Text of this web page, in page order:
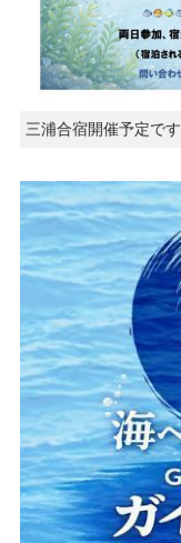
三浦合宿開催予定です